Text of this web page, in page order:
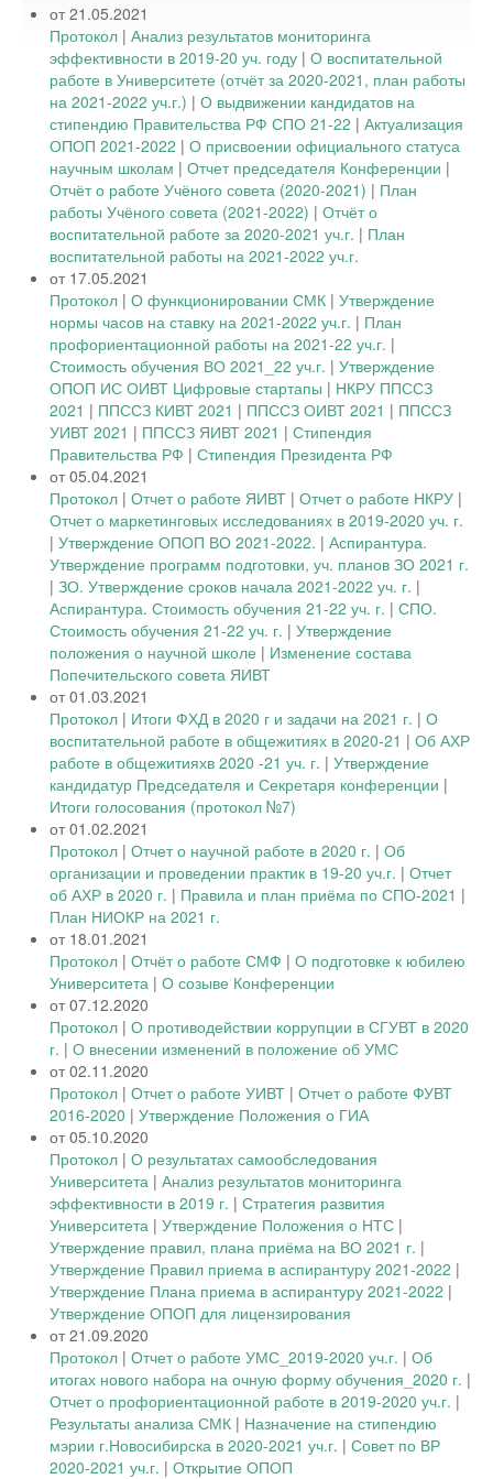
от 21.05.2021
Протокол | Анализ результатов мониторинга
эффективности в 2019-20 уч. году | О воспитательной
работе в Университете (отчёт за 2020-2021, план работы
на 2021-2022 уч.г.) | О выдвижении кандидатов на
стипендию Правительства РФ СПО 21-22 | Актуализация
ОПОП 2021-2022 | О присвоении официального статуса
научным школам | Отчет председателя Конференции |
Отчёт о работе Учёного совета (2020-2021) | План
работы Учёного совета (2021-2022) | Отчёт о
воспитательной работе за 2020-2021 уч.г. | План
воспитательной работы на 2021-2022 уч.г.
от 17.05.2021
Протокол | О функционировании СМК | Утверждение
нормы часов на ставку на 2021-2022 уч.г. | План
профориентационной работы на 2021-22 уч.г. |
Стоимость обучения ВО 2021_22 уч.г. | Утверждение
ОПОП ИС ОИВТ Цифровые стартапы | НКРУ ППССЗ
2021 | ППССЗ КИВТ 2021 | ППССЗ ОИВТ 2021 | ППССЗ
УИВТ 2021 | ППССЗ ЯИВТ 2021 | Стипендия
Правительства РФ | Стипендия Президента РФ
от 05.04.2021
Протокол | Отчет о работе ЯИВТ | Отчет о работе НКРУ |
Отчет о маркетинговых исследованиях в 2019-2020 уч. г.
| Утверждение ОПОП ВО 2021-2022. | Аспирантура.
Утверждение программ подготовки, уч. планов ЗО 2021 г.
| ЗО. Утверждение сроков начала 2021-2022 уч. г. |
Аспирантура. Стоимость обучения 21-22 уч. г. | СПО.
Стоимость обучения 21-22 уч. г. | Утверждение
положения о научной школе | Изменение состава
Попечительского совета ЯИВТ
от 01.03.2021
Протокол | Итоги ФХД в 2020 г и задачи на 2021 г. | О
воспитательной работе в общежитиях в 2020-21 | Об АХР
работе в общежитияхв 2020 -21 уч. г. | Утверждение
кандидатур Председателя и Секретаря конференции |
Итоги голосования (протокол №7)
от 01.02.2021
Протокол | Отчет о научной работе в 2020 г. | Об
организации и проведении практик в 19-20 уч.г. | Отчет
об АХР в 2020 г. | Правила и план приёма по СПО-2021 |
План НИОКР на 2021 г.
от 18.01.2021
Протокол | Отчёт о работе СМФ | О подготовке к юбилею
Университета | О созыве Конференции
от 07.12.2020
Протокол | О противодействии коррупции в СГУВТ в 2020
г. | О внесении изменений в положение об УМС
от 02.11.2020
Протокол | Отчет о работе УИВТ | Отчет о работе ФУВТ
2016-2020 | Утверждение Положения о ГИА
от 05.10.2020
Протокол | О результатах самообследования
Университета | Анализ результатов мониторинга
эффективности в 2019 г. | Стратегия развития
Университета | Утверждение Положения о НТС |
Утверждение правил, плана приёма на ВО 2021 г. |
Утверждение Правил приема в аспирантуру 2021-2022 |
Утверждение Плана приема в аспирантуру 2021-2022 |
Утверждение ОПОП для лицензирования
от 21.09.2020
Протокол | Отчет о работе УМС_2019-2020 уч.г. | Об
итогах нового набора на очную форму обучения_2020 г. |
Отчет о профориентационной работе в 2019-2020 уч.г. |
Результаты анализа СМК | Назначение на стипендию
мэрии г.Новосибирска в 2020-2021 уч.г. | Совет по ВР
2020-2021 уч.г. | Открытие ОПОП